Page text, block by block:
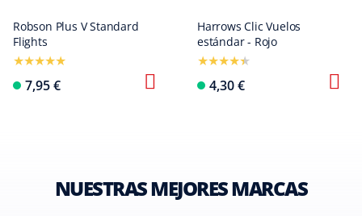
Robson Plus V Standard
Flights
7,95 €
Harrows Clic Vuelos
estándar - Rojo
4,30 €
NUESTRAS MEJORES MARCAS